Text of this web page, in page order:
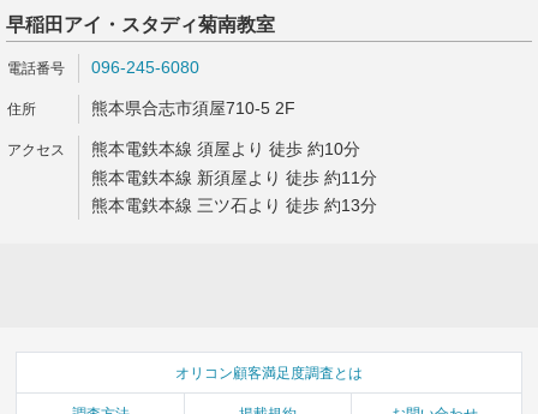
早稲田アイ・スタディ菊南教室
096-245-6080
熊本県合志市須屋710-5 2F
熊本電鉄本線 須屋より 徒歩 約10分
熊本電鉄本線 新須屋より 徒歩 約11分
熊本電鉄本線 三ツ石より 徒歩 約13分
オリコン顧客満足度調査とは